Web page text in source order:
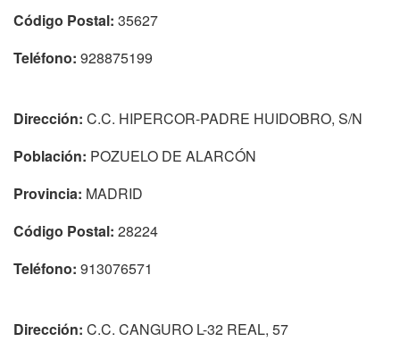
Código Postal: 35627
Teléfono: 928875199
Dirección: C.C. HIPERCOR-PADRE HUIDOBRO, S/N
Población: POZUELO DE ALARCÓN
Provincia: MADRID
Código Postal: 28224
Teléfono: 913076571
Dirección: C.C. CANGURO L-32 REAL, 57